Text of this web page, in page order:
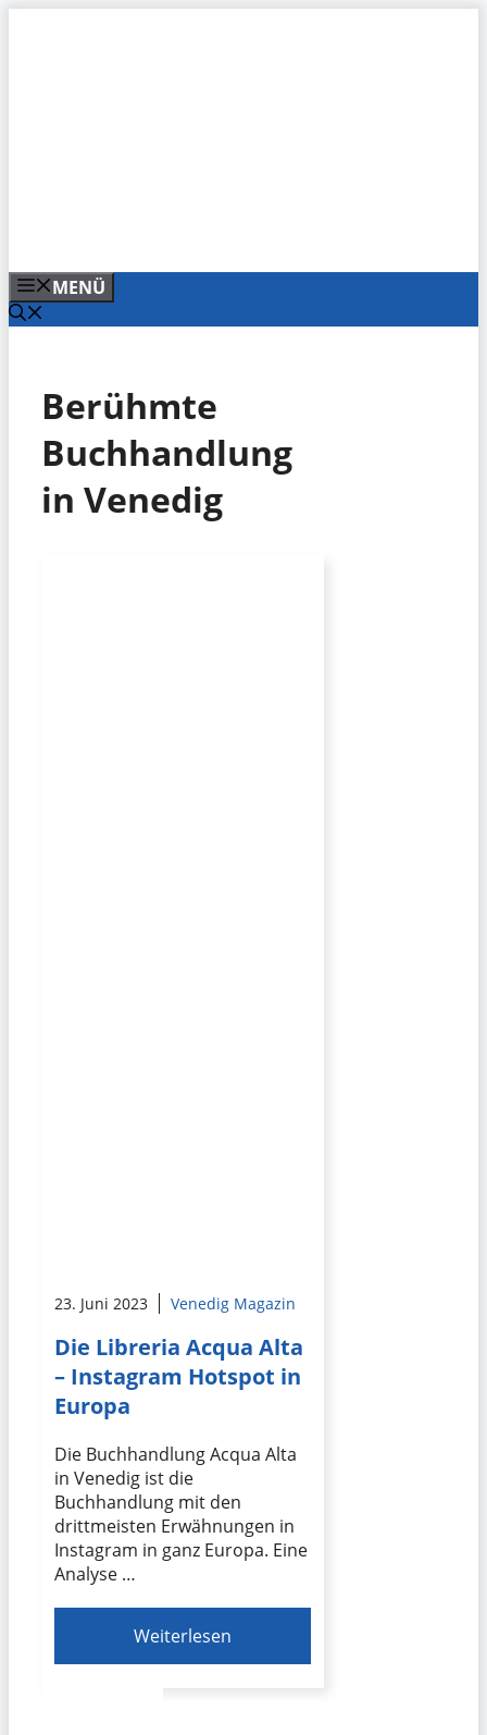
MENÜ
Berühmte
Buchhandlung
in Venedig
23. Juni 2023 Venedig Magazin
Die Libreria Acqua Alta
– Instagram Hotspot in
Europa
Die Buchhandlung Acqua Alta
in Venedig ist die
Buchhandlung mit den
drittmeisten Erwähnungen in
Instagram in ganz Europa. Eine
Analyse …
Weiterlesen